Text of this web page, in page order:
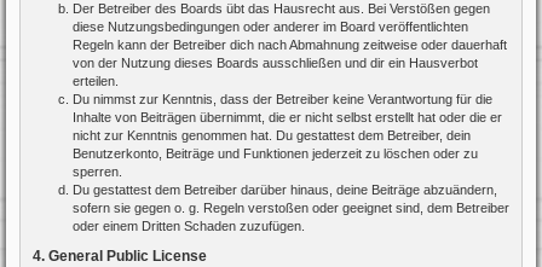
Der Betreiber des Boards übt das Hausrecht aus. Bei Verstößen gegen
diese Nutzungsbedingungen oder anderer im Board veröffentlichten
Regeln kann der Betreiber dich nach Abmahnung zeitweise oder dauerhaft
von der Nutzung dieses Boards ausschließen und dir ein Hausverbot
erteilen.
Du nimmst zur Kenntnis, dass der Betreiber keine Verantwortung für die
Inhalte von Beiträgen übernimmt, die er nicht selbst erstellt hat oder die er
nicht zur Kenntnis genommen hat. Du gestattest dem Betreiber, dein
Benutzerkonto, Beiträge und Funktionen jederzeit zu löschen oder zu
sperren.
Du gestattest dem Betreiber darüber hinaus, deine Beiträge abzuändern,
sofern sie gegen o. g. Regeln verstoßen oder geeignet sind, dem Betreiber
oder einem Dritten Schaden zuzufügen.
4. General Public License